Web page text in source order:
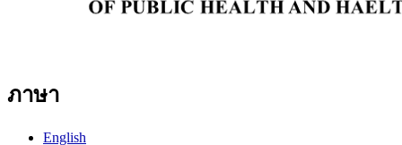
ภาษา
English